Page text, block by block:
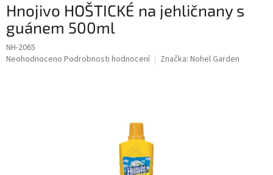
Hnojivo HOŠTICKÉ na jehličnany s
guánem 500ml
NH-2065
Průměrné
Neohodnoceno Podrobnosti hodnocení Značka: Nohel Garden